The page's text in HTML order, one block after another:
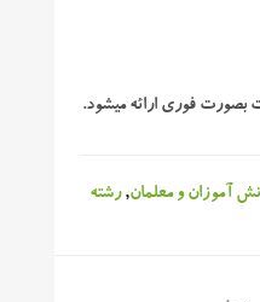
بصورت فوری ارائه میشود.
آموزان و معلمان,رشته